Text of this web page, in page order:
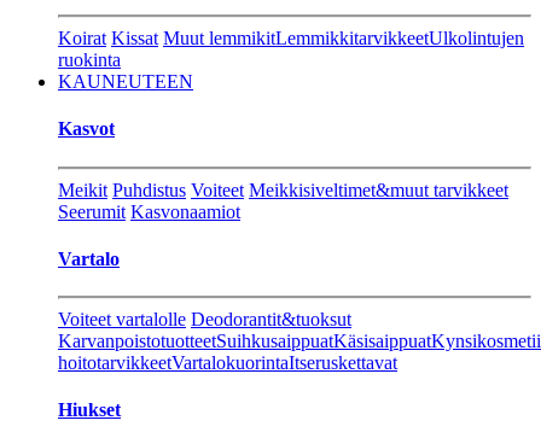
Koirat Kissat Muut lemmikitLemmikkitarvikkeetUlkolintujen
ruokinta
KAUNEUTEEN
Kasvot
Meikit Puhdistus Voiteet Meikkisiveltimet&muut tarvikkeet
Seerumit Kasvonaamiot
Vartalo
Voiteet vartalolle Deodorantit&tuoksut
KarvanpoistotuotteetSuihkusaippuatKäsisaippuat
hoitotarvikkeetVartalokuorintaItseruskettavat
Hiukset